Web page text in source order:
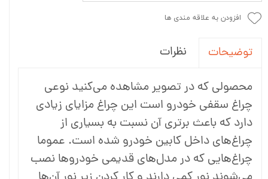
افزودن به علاقه مندی ها
توضیحات نظرات
محصولی که در تصویر مشاهده می‌کنید نوعی
چراغ سقفی خودرو است این چراغ مزایای زیادی
دارد که باعث برتری آن نسبت به بسیاری از
چراغ‌های داخل کابین خودرو شده است. عموما
چراغ‌هایی که در مدل‌های قدیمی خودروها نصب